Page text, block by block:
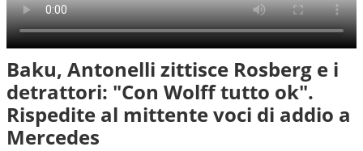
Baku, Antonelli zittisce Rosberg e i
detrattori: "Con Wolff tutto ok".
Rispedite al mittente voci di addio a
Mercedes